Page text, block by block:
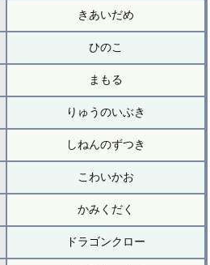
きあいだめ
ひのこ
まもる
りゅうのいぶき
しねんのずつき
こわいかお
かみくだく
ドラゴンクロー